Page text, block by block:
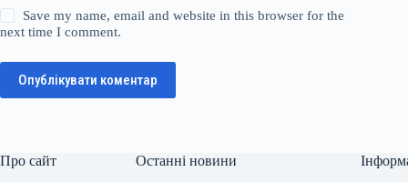
Save my name, email and website in this browser for the
next time I comment.
Опублікувати коментар
Про сайт Останні новини